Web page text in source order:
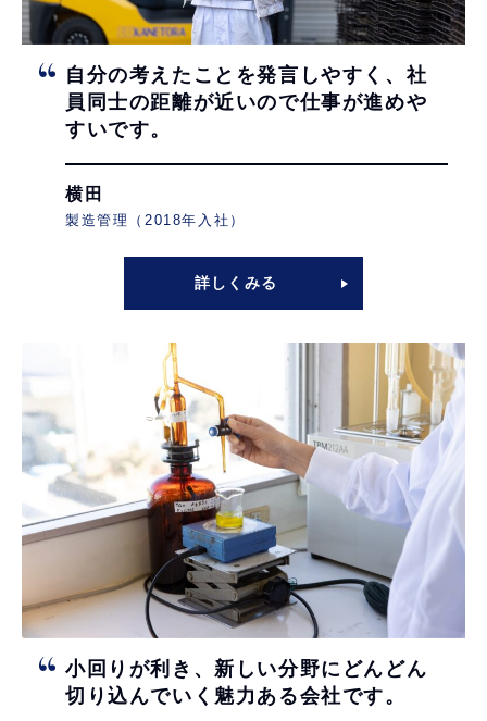
自分の考えたことを発言しやすく、 社
員同士の距離が近いので仕事が進めや
すいです。
横田
製造管理（2018年入社）
詳しくみる
小回りが利き、新しい分野にどんどん
切り込んでいく 魅力ある会社です。